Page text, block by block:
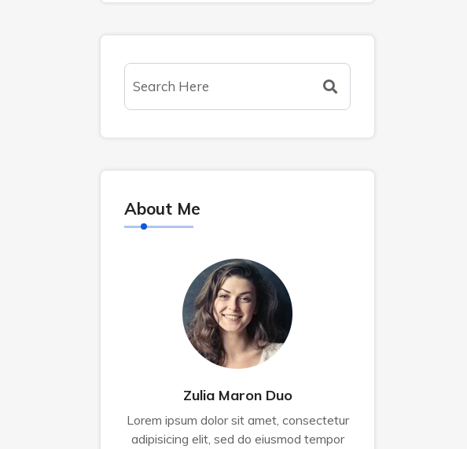
About Me
Zulia Maron Duo
Lorem ipsum dolor sit amet, consectetur
adipisicing elit, sed do eiusmod tempor